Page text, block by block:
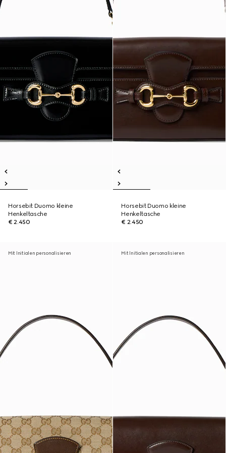
Horsebit Duomo kleine
Henkeltasche
€ 2.450
Horsebit Duomo kleine
Henkeltasche
€ 2.450
Mit Initialen personalisieren Mit Initialen personalisieren